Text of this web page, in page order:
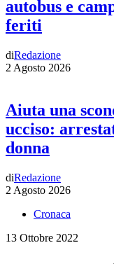
autobus e
feriti
diRedazione
2 Agosto 2026
Aiuta una
ucciso:
donna
diRedazione
2 Agosto 2026
Cronaca
13 Ottobre 2022